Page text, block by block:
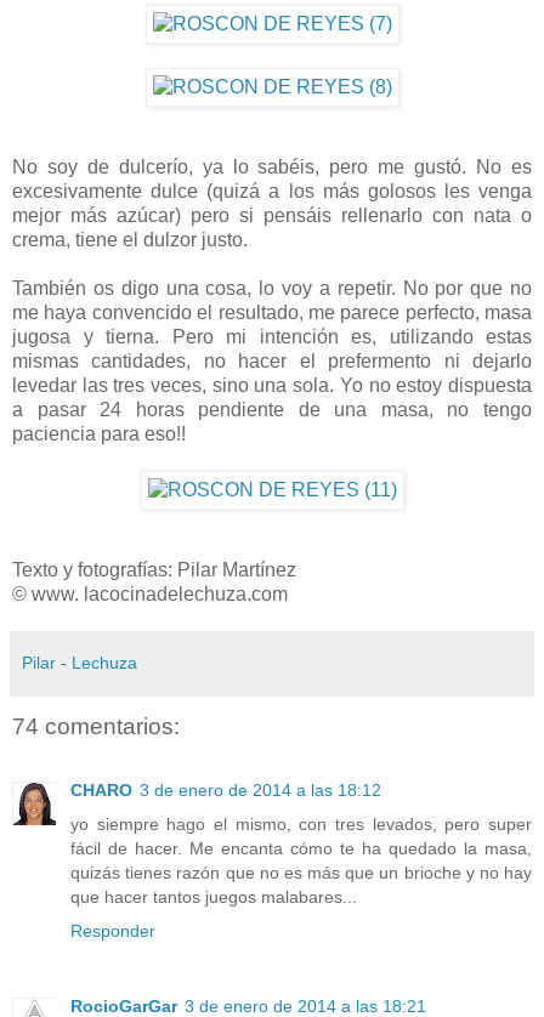
No soy de dulcerío, ya lo sabéis, pero me gustó. No es
excesivamente dulce (quizá a los más golosos les venga
mejor más azúcar) pero si pensáis rellenarlo con nata o
crema, tiene el dulzor justo.
También os digo una cosa, lo voy a repetir. No por que no
me haya convencido el resultado, me parece perfecto, masa
jugosa y tierna. Pero mi intención es, utilizando estas
mismas cantidades, no hacer el prefermento ni dejarlo
levedar las tres veces, sino una sola. Yo no estoy dispuesta
a pasar 24 horas pendiente de una masa, no tengo
paciencia para eso!!
Texto y fotografías: Pilar Martínez
© www. lacocinadelechuza.com
Pilar - Lechuza
74 comentarios:
CHARO 3 de enero de 2014 a las 18:12
yo siempre hago el mismo, con tres levados, pero super
fácil de hacer. Me encanta cómo te ha quedado la masa,
quizás tienes razón que no es más que un brioche y no hay
que hacer tantos juegos malabares...
Responder
RocioGarGar 3 de enero de 2014 a las 18:21